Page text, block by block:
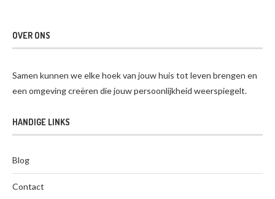
OVER ONS
Samen kunnen we elke hoek van jouw huis tot leven brengen en
een omgeving creëren die jouw persoonlijkheid weerspiegelt.
HANDIGE LINKS
Blog
Contact